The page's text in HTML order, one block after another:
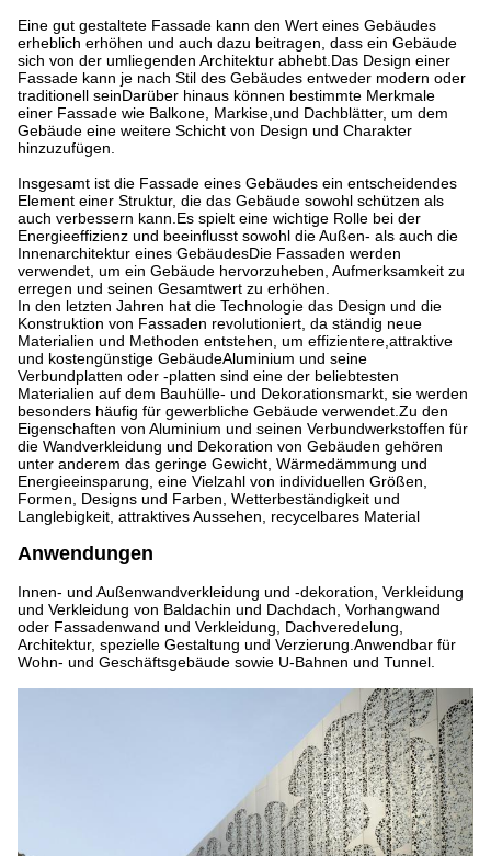
Eine gut gestaltete Fassade kann den Wert eines Gebäudes
erheblich erhöhen und auch dazu beitragen, dass ein Gebäude
sich von der umliegenden Architektur abhebt.Das Design einer
Fassade kann je nach Stil des Gebäudes entweder modern oder
traditionell seinDarüber hinaus können bestimmte Merkmale
einer Fassade wie Balkone, Markise,und Dachblätter, um dem
Gebäude eine weitere Schicht von Design und Charakter
hinzuzufügen.
Insgesamt ist die Fassade eines Gebäudes ein entscheidendes
Element einer Struktur, die das Gebäude sowohl schützen als
auch verbessern kann.Es spielt eine wichtige Rolle bei der
Energieeffizienz und beeinflusst sowohl die Außen- als auch die
Innenarchitektur eines GebäudesDie Fassaden werden
verwendet, um ein Gebäude hervorzuheben, Aufmerksamkeit zu
erregen und seinen Gesamtwert zu erhöhen.
In den letzten Jahren hat die Technologie das Design und die
Konstruktion von Fassaden revolutioniert, da ständig neue
Materialien und Methoden entstehen, um effizientere,attraktive
und kostengünstige GebäudeAluminium und seine
Verbundplatten oder -platten sind eine der beliebtesten
Materialien auf dem Bauhülle- und Dekorationsmarkt, sie werden
besonders häufig für gewerbliche Gebäude verwendet.Zu den
Eigenschaften von Aluminium und seinen Verbundwerkstoffen für
die Wandverkleidung und Dekoration von Gebäuden gehören
unter anderem das geringe Gewicht, Wärmedämmung und
Energieeinsparung, eine Vielzahl von individuellen Größen,
Formen, Designs und Farben, Wetterbeständigkeit und
Langlebigkeit, attraktives Aussehen, recycelbares Material
Anwendungen
Innen- und Außenwandverkleidung und -dekoration, Verkleidung
und Verkleidung von Baldachin und Dachdach, Vorhangwand
oder Fassadenwand und Verkleidung, Dachveredelung,
Architektur, spezielle Gestaltung und Verzierung.Anwendbar für
Wohn- und Geschäftsgebäude sowie U-Bahnen und Tunnel.